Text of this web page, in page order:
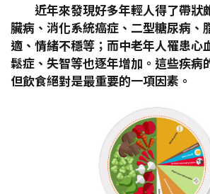
近年來發現好多年輕人得了帶狀
臟病、消化系統癌症、二型糖尿病、
適、情緒不穩等；而中老年人罹患心
鬆症、失智等也逐年增加。這些疾病
但飲食絕對是最重要的一項因素。